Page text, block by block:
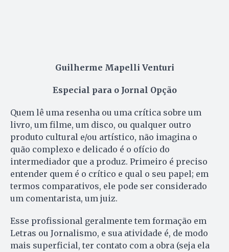
Guilherme Mapelli Venturi
Especial para o Jornal Opção
Quem lê uma resenha ou uma crítica sobre um
livro, um filme, um disco, ou qualquer outro
produto cultural e/ou artístico, não imagina o
quão complexo e delicado é o ofício do
intermediador que a produz. Primeiro é preciso
entender quem é o crítico e qual o seu papel; em
termos comparativos, ele pode ser considerado
um comentarista, um juiz.
Esse profissional geralmente tem formação em
Letras ou Jornalismo, e sua atividade é, de modo
mais superficial, ter contato com a obra (seja ela